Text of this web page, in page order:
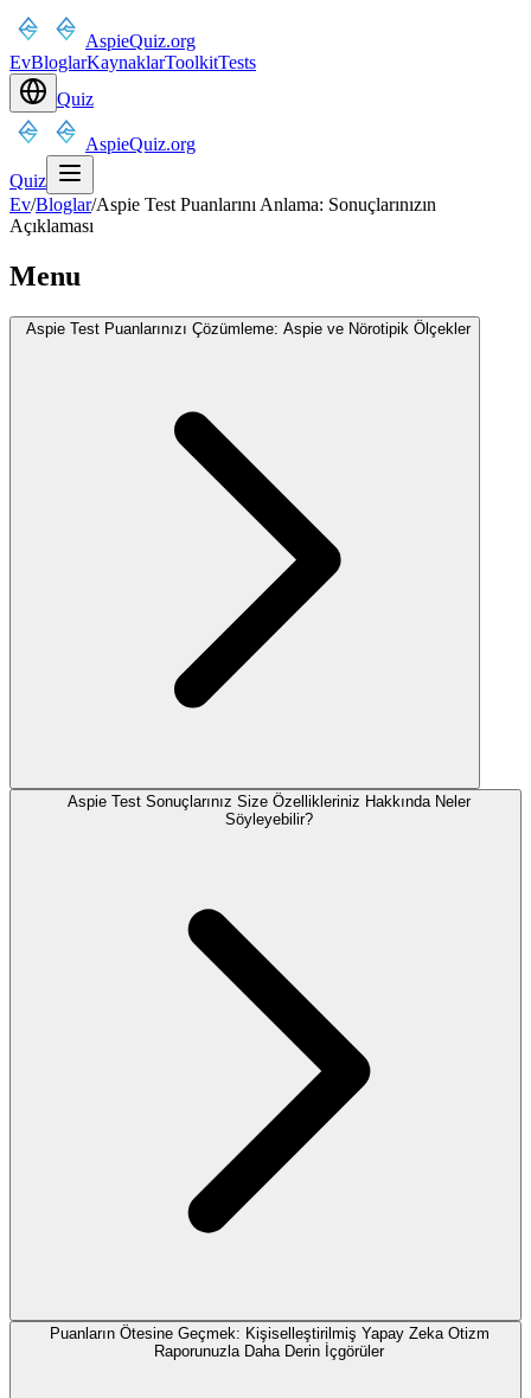
AspieQuiz.org
EvBloglarKaynaklarToolkitTests
Quiz
AspieQuiz.org
Quiz
Ev/Bloglar/Aspie Test Puanlarını Anlama: Sonuçlarınızın
Açıklaması
Menu
Aspie Test Puanlarınızı Çözümleme: Aspie ve Nörotipik Ölçekler
Aspie Test Sonuçlarınız Size Özellikleriniz Hakkında Neler
Söyleyebilir?
Puanların Ötesine Geçmek: Kişiselleştirilmiş Yapay Zeka Otizm
Raporunuzla Daha Derin İçgörüler